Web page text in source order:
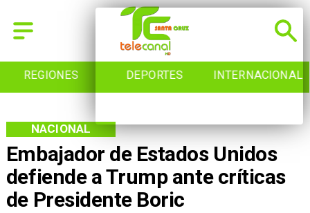
REGIONES DEPORTES INTERNACIONAL
Embajador de Estados Unidos
defiende a Trump ante críticas
de Presidente Boric
NACIONAL